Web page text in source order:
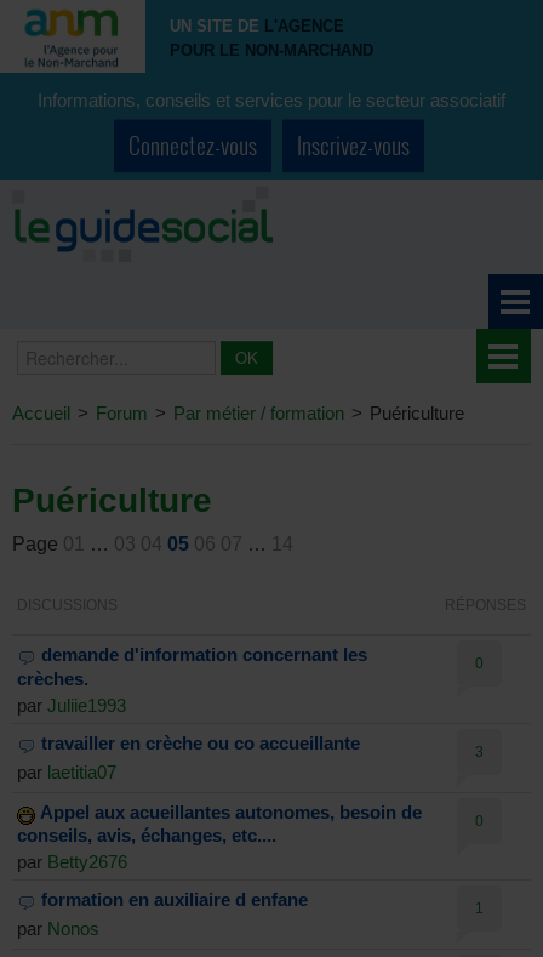
UN SITE DE L'AGENCE
POUR LE NON-MARCHAND
Informations, conseils et services pour le secteur associatif
Connectez-vous Inscrivez-vous
Accueil > Forum > Par métier / formation > Puériculture
Puériculture
Page 01 … 03 04 05 06 07 … 14
DISCUSSIONS RÉPONSES
demande d'information concernant les
crèches.
par Juliie1993
0
travailler en crèche ou co accueillante
par laetitia07
3
Appel aux acueillantes autonomes, besoin de
conseils, avis, échanges, etc....
par Betty2676
0
formation en auxiliaire d enfane
par Nonos
1